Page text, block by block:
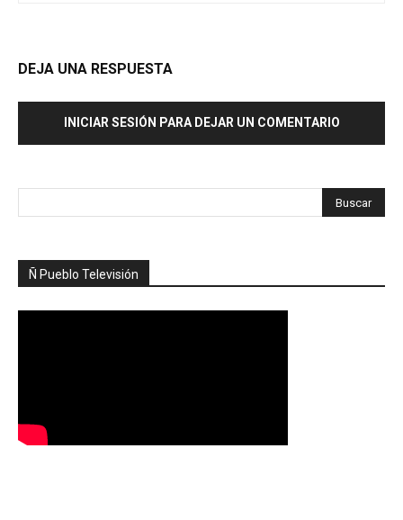
DEJA UNA RESPUESTA
INICIAR SESIÓN PARA DEJAR UN COMENTARIO
Ñ Pueblo Televisión